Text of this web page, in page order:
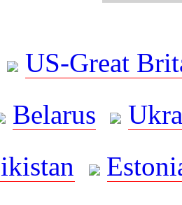
US-Great
Belarus